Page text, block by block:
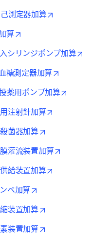
測定器加算
算
シリンジポンプ加算
糖測定器加算
薬用ポンプ加算
注射針加算
菌器加算
灌流装置加算
給装置加算
ベ加算
装置加算
装置加算